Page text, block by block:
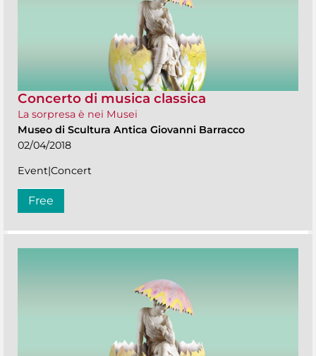
Concerto di musica classica
La sorpresa è nei Musei
Museo di Scultura Antica Giovanni Barracco
02/04/2018
Event|Concert
Free